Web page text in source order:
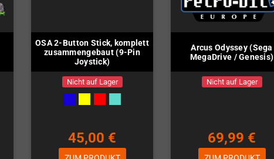
OSA 2-Button Stick, komplett
zusammengebaut (9-Pin
Joystick)
Nicht auf Lager
45,00 €
Arcus Odyssey (Sega
MegaDrive / Genesis)
Nicht auf Lager
69,99 €